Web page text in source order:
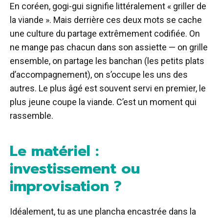
En coréen, gogi-gui signifie littéralement « griller de
la viande ». Mais derrière ces deux mots se cache
une culture du partage extrêmement codifiée. On
ne mange pas chacun dans son assiette — on grille
ensemble, on partage les banchan (les petits plats
d’accompagnement), on s’occupe les uns des
autres. Le plus âgé est souvent servi en premier, le
plus jeune coupe la viande. C’est un moment qui
rassemble.
Le matériel :
investissement ou
improvisation ?
Idéalement, tu as une plancha encastrée dans la